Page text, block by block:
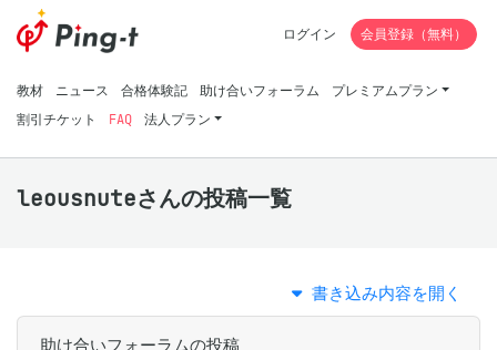
教材 ニュース 合格体験記 助け合いフォーラム
プレミアムプラン
割引チケット
FAQ 法人プラン
ログイン 会員登録（無料）
leousnuteさんの投稿一覧
書き込み内容を開く
助け合いフォーラムの投稿